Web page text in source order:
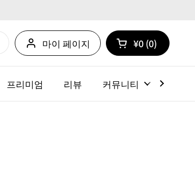
마이 페이지 카트 열기
쇼핑 카트 총계:
¥0 0
카트 내에 제품
프리미엄 리뷰 커뮤니티